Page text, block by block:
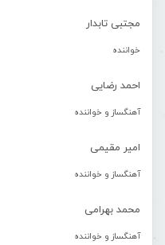
مجتبی تابدار
خواننده
احمد رضایی
آهنگساز و خواننده
امیر مقیمی
آهنگساز و خواننده
محمد بهرامی
آهنگساز و خواننده